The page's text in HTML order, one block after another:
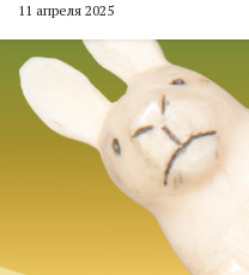
11 апреля 2025